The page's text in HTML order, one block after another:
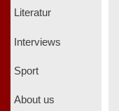
Literatur
Interviews
Sport
About us